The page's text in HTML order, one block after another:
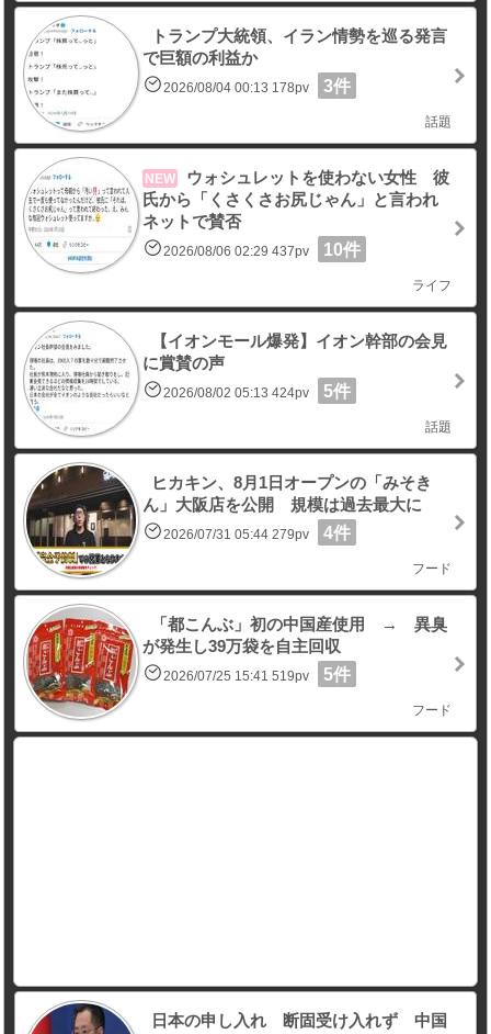
トランプ大統領、イラン情勢を巡る発言
で巨額の利益か
2026/08/04 00:13 178pv 3件
話題
NEW
ウォシュレットを使わない女性 彼
氏から「くさくさお尻じゃん」と言われ
ネットで賛否
2026/08/06 02:29 437pv 10件
ライフ
【イオンモール爆発】イオン幹部の会見
に賞賛の声
2026/08/02 05:13 424pv 5件
話題
ヒカキン、8月1日オープンの「みそき
ん」大阪店を公開 規模は過去最大に
2026/07/31 05:44 279pv 4件
フード
「都こんぶ」初の中国産使用 → 異臭
が発生し39万袋を自主回収
2026/07/25 15:41 519pv 5件
フード
日本の申し入れ 断固受け入れず 中国